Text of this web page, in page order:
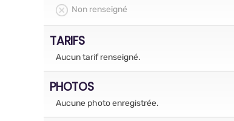
Non renseigné
TARIFS
Aucun tarif renseigné.
PHOTOS
Aucune photo enregistrée.